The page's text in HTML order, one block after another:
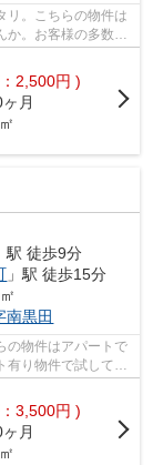
リ。こちらの物件は
か。お客様の多数の
2,500円 )
月
駅 徒歩9分
」駅 徒歩15分
南黒田
の物件はアパートで
有り物件で試してみ
3,500円 )
月